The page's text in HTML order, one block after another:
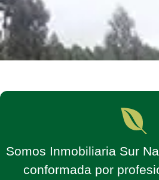
Somos Inmobiliaria Sur
conformada por